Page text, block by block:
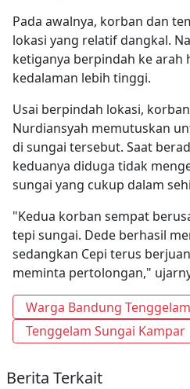
Pada awalnya, korban dan
lokasi yang relatif dangkal.
ketiganya berpindah ke arah
kedalaman lebih tinggi.
Usai berpindah lokasi,
Nurdiansyah memutuskan
di sungai tersebut. Saat
keduanya diduga tidak
sungai yang cukup dalam
"Kedua korban sempat
tepi sungai. Dede berhasil
sedangkan Cepi terus
meminta pertolongan,"
Warga Bandung Tenggelam
Tenggelam Sungai Kampar
Berita Terkait